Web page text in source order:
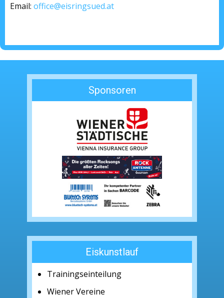
Email: office@eisringsued.at
Sponsoren
Eiskunstlauf
Trainingseinteilung
Wiener Vereine